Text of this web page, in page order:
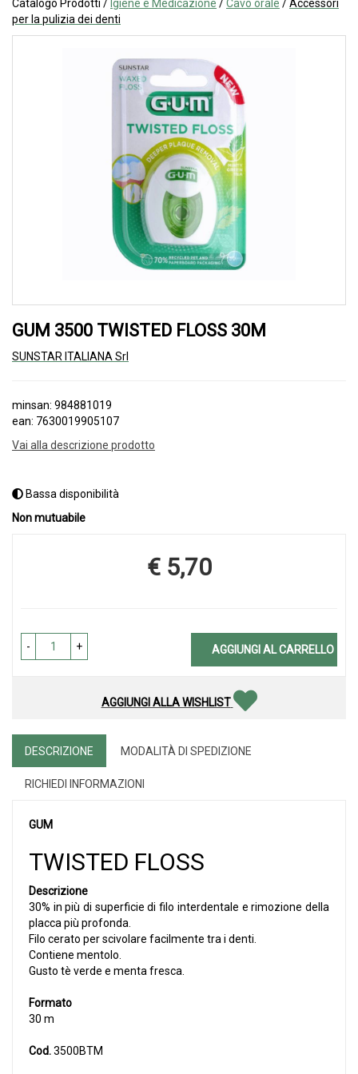
Catalogo Prodotti / Igiene e Medicazione /Cavo orale /Accessori
per la pulizia dei denti
GUM 3500 TWISTED FLOSS 30M
SUNSTAR ITALIANA Srl
minsan: 984881019
ean: 7630019905107
Vai alla descrizione prodotto
Bassa disponibilità
Non mutuabile
Prezzo
€ 5,70
- + AGGIUNGI AL CARRELLO
AGGIUNGI ALLA WISHLIST
DESCRIZIONE MODALITÀ DI SPEDIZIONE
RICHIEDI INFORMAZIONI
GUM
TWISTED FLOSS
Descrizione
30% in più di superficie di filo interdentale e rimozione della
placca più profonda.
Filo cerato per scivolare facilmente tra i denti.
Contiene mentolo.
Gusto tè verde e menta fresca.
Formato
30 m
Cod.3500BTM